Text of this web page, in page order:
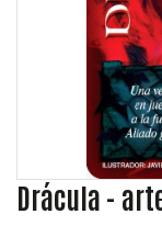
Drácula -